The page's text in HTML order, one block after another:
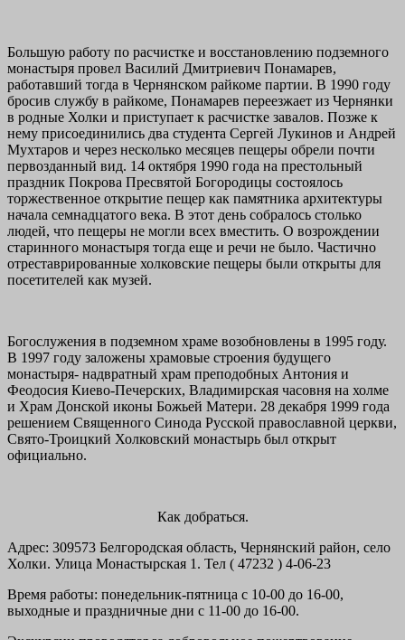
Большую работу по расчистке и восстановлению подземного
монастыря провел Василий Дмитриевич Понамарев,
работавший тогда в Чернянском райкоме партии. В 1990 году
бросив службу в райкоме, Понамарев переезжает из Чернянки
в родные Холки и приступает к расчистке завалов. Позже к
нему присоединились два студента Сергей Лукинов и Андрей
Мухтаров и через несколько месяцев пещеры обрели почти
первозданный вид. 14 октября 1990 года на престольный
праздник Покрова Пресвятой Богородицы состоялось
торжественное открытие пещер как памятника архитектуры
начала семнадцатого века. В этот день собралось столько
людей, что пещеры не могли всех вместить. О возрождении
старинного монастыря тогда еще и речи не было. Частично
отреставрированные холковские пещеры были открыты для
посетителей как музей.
Богослужения в подземном храме возобновлены в 1995 году.
В 1997 году заложены храмовые строения будущего
монастыря- надвратный храм преподобных Антония и
Феодосия Киево-Печерских, Владимирская часовня на холме
и Храм Донской иконы Божьей Матери. 28 декабря 1999 года
решением Священного Синода Русской православной церкви,
Свято-Троицкий Холковский монастырь был открыт
официально.
Как добраться.
Адрес: 309573 Белгородская область, Чернянский район, село
Холки. Улица Монастырская 1. Тел ( 47232 ) 4-06-23
Время работы: понедельник-пятница с 10-00 до 16-00,
выходные и праздничные дни с 11-00 до 16-00.